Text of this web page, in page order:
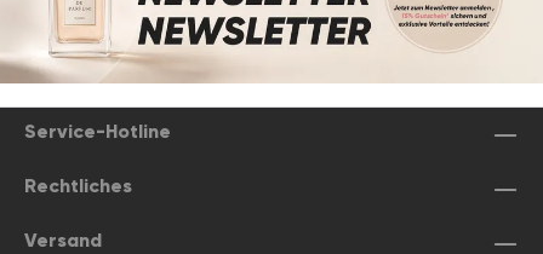
Service-Hotline
Rechtliches
Versand